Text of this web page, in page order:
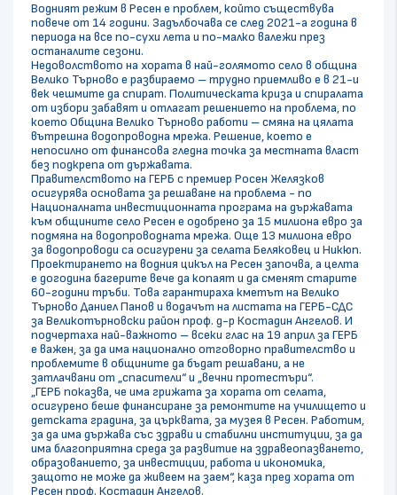
Водният режим в Ресен е проблем, който съществува
повече от 14 години. Задълбочава се след 2021-а година в
периода на все по-сухи лета и по-малко валежи през
останалите сезони.
Недоволството на хората в най-голямото село в община
Велико Търново е разбираемо – трудно приемливо е в 21-и
век чешмите да спират. Политическата криза и спиралата
от избори забавят и отлагат решението на проблема, по
което Община Велико Търново работи – смяна на цялата
вътрешна водопроводна мрежа. Решение, което е
непосилно от финансова гледна точка за местната власт
без подкрепа от държавата.
Правителството на ГЕРБ с премиер Росен Желязков
осигурява основата за решаване на проблема - по
Националната инвестиционната програма на държавата
към общините село Ресен е одобрено за 15 милиона евро за
подмяна на водопроводната мрежа. Още 13 милиона евро
за водопроводи са осигурени за селата Беляковец и Никюп.
Проектирането на водния цикъл на Ресен започва, а целта
е догодина багерите вече да копаят и да сменят старите
60-години тръби. Това гарантираха кметът на Велико
Търново Даниел Панов и водачът на листата на ГЕРБ-СДС
за Великотърновски район проф. д-р Костадин Ангелов. И
подчертаха най-важното – всеки глас на 19 април за ГЕРБ
е важен, за да има национално отговорно правителство и
проблемите в общините да бъдат решавани, а не
затлачвани от „спасители“ и „вечни протестъри“.
„ГЕРБ показва, че има грижата за хората от селата,
осигурено беше финансиране за ремонтите на училището и
детската градина, за църквата, за музея в Ресен. Работим,
за да има държава със здрави и стабилни институции, за да
има благоприятна среда за развитие на здравеопазването,
образованието, за инвестиции, работа и икономика,
защото не може да живеем на заем“, каза пред хората от
Ресен проф. Костадин Ангелов.